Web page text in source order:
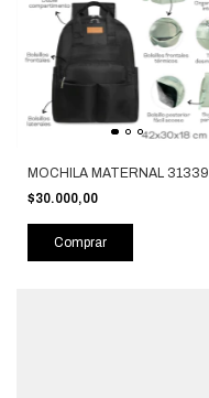
MOCHILA MATERNAL 31339
$30.000,00
Comprar